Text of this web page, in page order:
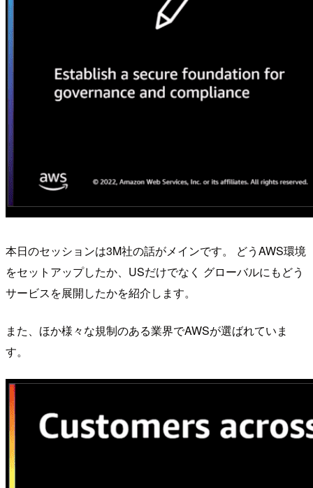
本日のセッションは3M社の話がメインです。 どうAWS環境
をセットアップしたか、USだけでなく グローバルにもどう
サービスを展開したかを紹介します。
また、ほか様々な規制のある業界でAWSが選ばれていま
す。